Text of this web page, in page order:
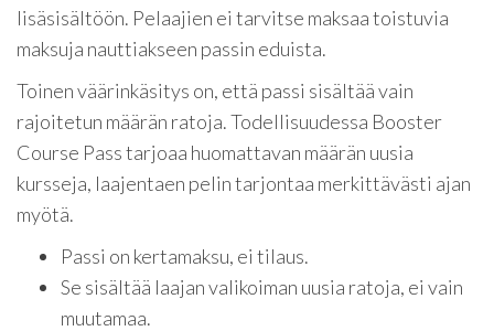
lisäsisältöön. Pelaajien ei tarvitse maksaa toistuvia
maksuja nauttiakseen passin eduista.
Toinen väärinkäsitys on, että passi sisältää vain
rajoitetun määrän ratoja. Todellisuudessa Booster
Course Pass tarjoaa huomattavan määrän uusia
kursseja, laajentaen pelin tarjontaa merkittävästi ajan
myötä.
Passi on kertamaksu, ei tilaus.
Se sisältää laajan valikoiman uusia ratoja, ei vain
muutamaa.